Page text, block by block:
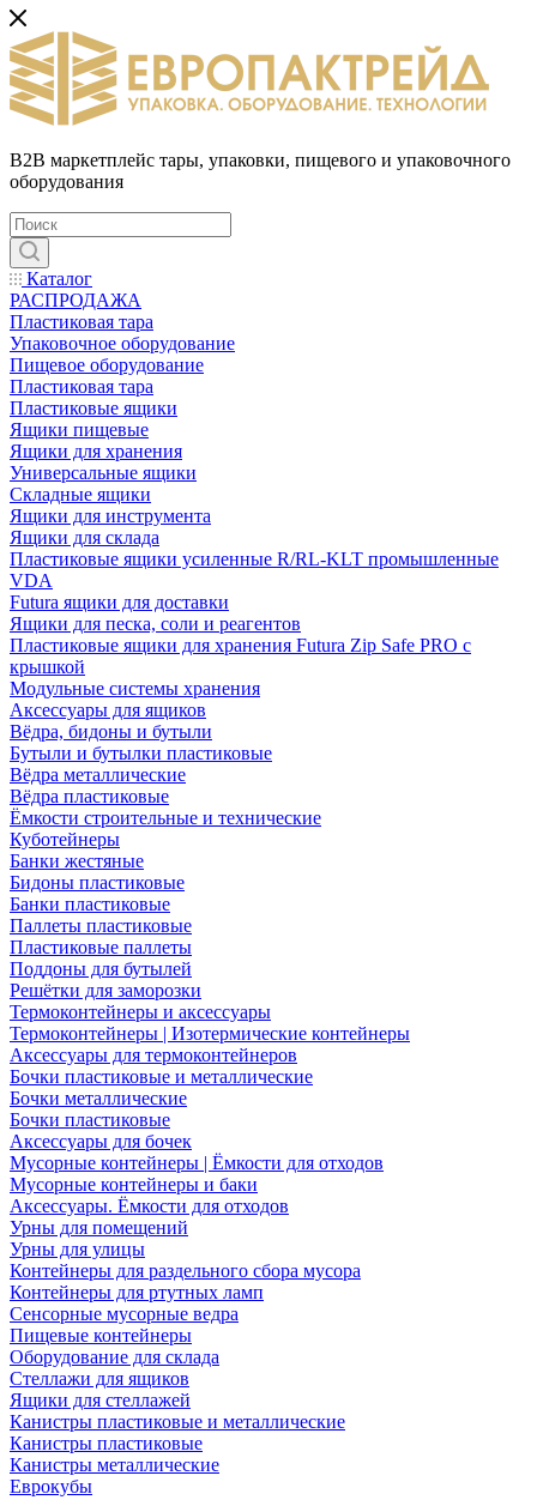
B2B маркетплейс тары, упаковки, пищевого и упаковочного
оборудования
Каталог
РАСПРОДАЖА
Пластиковая тара
Упаковочное оборудование
Пищевое оборудование
Пластиковая тара
Пластиковые ящики
Ящики пищевые
Ящики для хранения
Универсальные ящики
Складные ящики
Ящики для инструмента
Ящики для склада
Пластиковые ящики усиленные R/RL-KLT промышленные
VDA
Futura ящики для доставки
Ящики для песка, соли и реагентов
Пластиковые ящики для хранения Futura Zip Safe PRO с
крышкой
Модульные системы хранения
Аксессуары для ящиков
Вёдра, бидоны и бутыли
Бутыли и бутылки пластиковые
Вёдра металлические
Вёдра пластиковые
Ёмкости строительные и технические
Куботейнеры
Банки жестяные
Бидоны пластиковые
Банки пластиковые
Паллеты пластиковые
Пластиковые паллеты
Поддоны для бутылей
Решётки для заморозки
Термоконтейнеры и аксессуары
Термоконтейнеры | Изотермические контейнеры
Аксессуары для термоконтейнеров
Бочки пластиковые и металлические
Бочки металлические
Бочки пластиковые
Аксессуары для бочек
Мусорные контейнеры | Ёмкости для отходов
Мусорные контейнеры и баки
Аксессуары. Ёмкости для отходов
Урны для помещений
Урны для улицы
Контейнеры для раздельного сбора мусора
Контейнеры для ртутных ламп
Сенсорные мусорные ведра
Пищевые контейнеры
Оборудование для склада
Стеллажи для ящиков
Ящики для стеллажей
Канистры пластиковые и металлические
Канистры пластиковые
Канистры металлические
Еврокубы